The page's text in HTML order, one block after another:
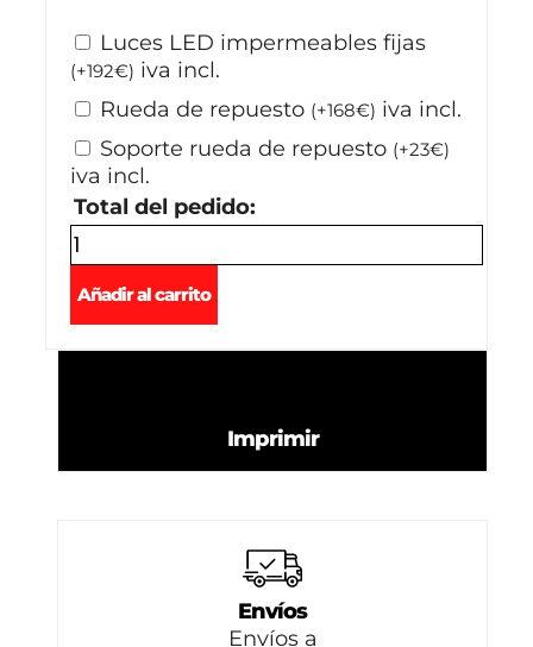
Luces LED impermeables fijas
(+192€) iva incl.
Rueda de repuesto (+168€) iva incl.
Soporte rueda de repuesto (+23€)
iva incl.
Total del pedido:
Añadir al carrito
Imprimir
Envíos
Envíos a